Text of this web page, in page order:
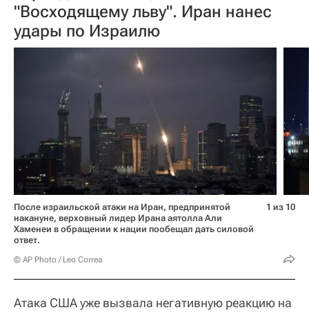
"Восходящему льву". Иран нанес
удары по Израилю
После израильской атаки на Иран, предпринятой
накануне, верховный лидер Ирана аятолла Али
Хаменеи в обращении к нации пообещал дать силовой
ответ.
© AP Photo / Leo Correa
1 из 10
Атака США уже вызвала негативную реакцию на